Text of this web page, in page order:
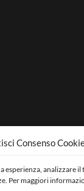
Consenso
esperienza, analizzare
Per maggiori